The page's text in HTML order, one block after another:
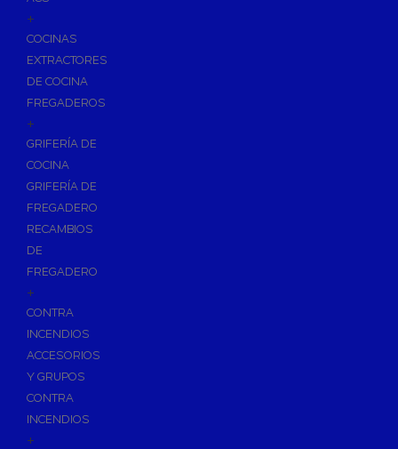
+
COCINAS
EXTRACTORES
DE COCINA
FREGADEROS
+
GRIFERÍA DE
COCINA
GRIFERÍA DE
FREGADERO
RECAMBIOS
DE
FREGADERO
+
CONTRA
INCENDIOS
ACCESORIOS
Y GRUPOS
CONTRA
INCENDIOS
+